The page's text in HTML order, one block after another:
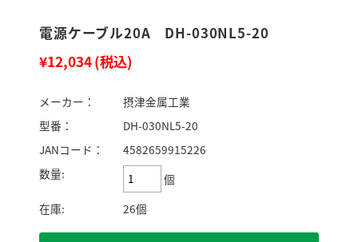
電源ケーブル20A DH-030NL5-20
¥12,034(税込)
メーカー：
摂津金属工業
型番：
DH-030NL5-20
JANコード：
4582659915226
数量:
個
在庫:
26個